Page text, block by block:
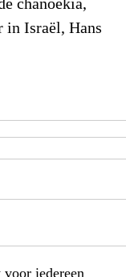
chanoekia,
in Israël, Hans
iedereen